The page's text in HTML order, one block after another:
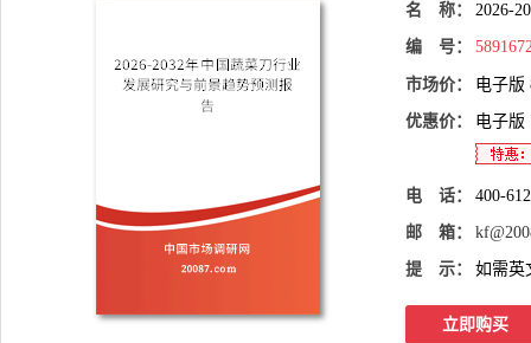
名 称： 2026-
编 号：
市场价： 电子版
优惠价： 电子版
电 话： 400-
邮 箱：
提 示： 如需英
立即购买